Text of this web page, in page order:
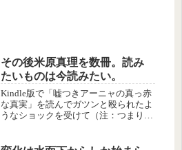
その後米原真理を数冊。読み
たいものは今読みたい。
Kindle版で「嘘つきアーニャの真っ赤
な真実」を読んでガツンと殴られたよ
うなショックを受けて（注：つまり、